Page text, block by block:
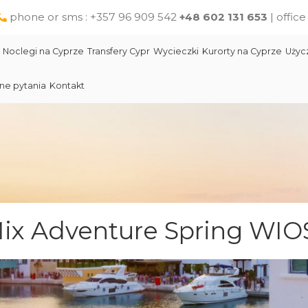
phone or sms : +357 96 909 542 +48 602 131 653 | office
Noclegi na Cyprze Transfery Cypr Wycieczki Kurorty na Cyprze
Cypr Atrakcje
Cypr - Państwo
pytania Kontakt
Adventure Spring